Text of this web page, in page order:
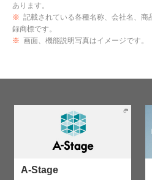
あります。
※ 記載されている各種名称、会社名、商
録商標です。
※ 画面、機能説明写真はイメージです。
A-Stage